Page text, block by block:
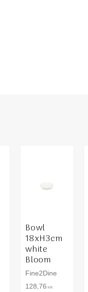
Bowl
18xH3cm
white
Bloom
Fine2Dine
128,76 KR